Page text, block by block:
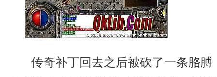
传奇补丁回去之后被砍了一条胳